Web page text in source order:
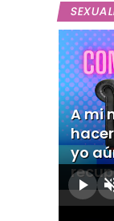
A mi
yo